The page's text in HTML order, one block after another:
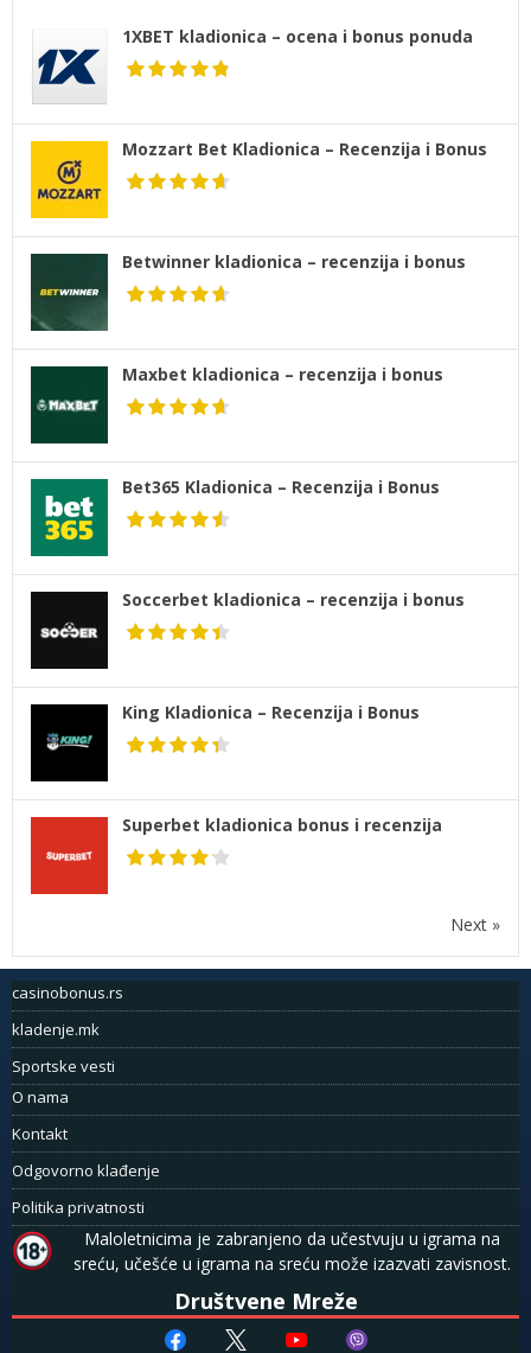
1XBET kladionica – ocena i bonus ponuda
Mozzart Bet Kladionica – Recenzija i Bonus
Betwinner kladionica – recenzija i bonus
Maxbet kladionica – recenzija i bonus
Bet365 Kladionica – Recenzija i Bonus
Soccerbet kladionica – recenzija i bonus
King Kladionica – Recenzija i Bonus
Superbet kladionica bonus i recenzija
Next »
casinobonus.rs
kladenje.mk
Sportske vesti
O nama
Kontakt
Odgovorno klađenje
Politika privatnosti
Maloletnicima je zabranjeno da učestvuju u igrama na
sreću, učešće u igrama na sreću može izazvati zavisnost.
Društvene Mreže